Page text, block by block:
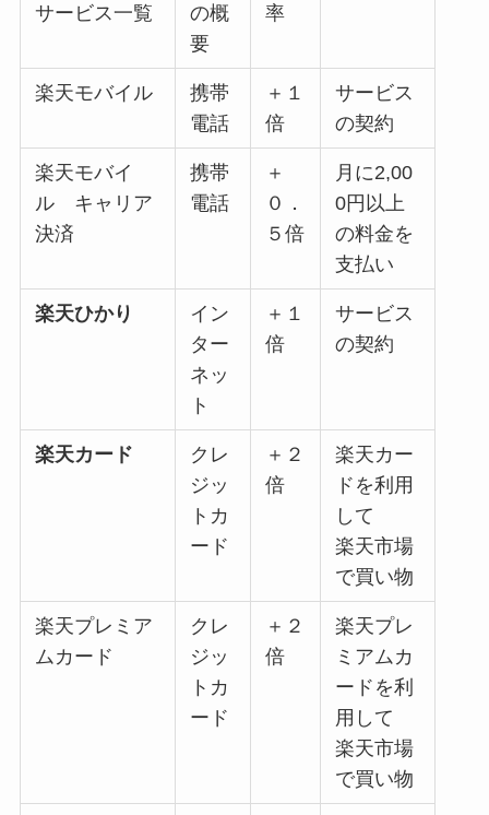
サービス一覧
の概
要
率
楽天モバイル
携帯
電話
＋１
倍
サービス
の契約
楽天モバイ
ル キャリア
決済
携帯
電話
＋
０．
５倍
月に2,00
0円以上
の料金を
支払い
楽天ひかり
イン
ター
ネッ
ト
＋１
倍
サービス
の契約
楽天カード
クレ
ジッ
トカ
ード
＋２
倍
楽天カー
ドを利用
して
楽天市場
で買い物
楽天プレミア
ムカード
クレ
ジッ
トカ
ード
＋２
倍
楽天プレ
ミアムカ
ードを利
用して
楽天市場
で買い物